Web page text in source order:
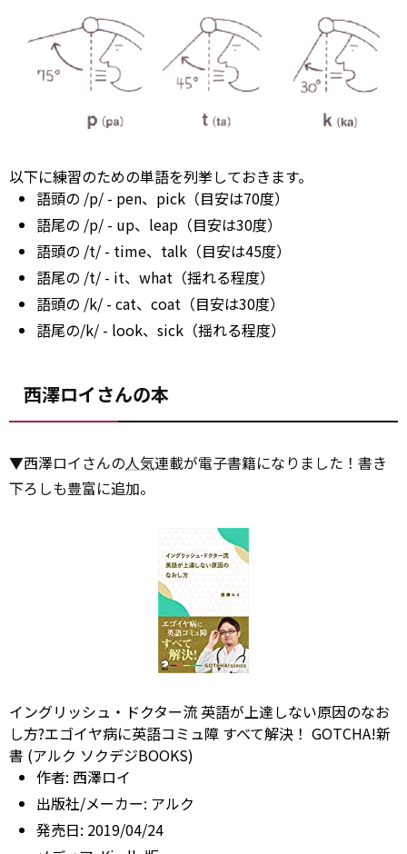
以下に練習のための単語を列挙しておきます。
語頭の /p/ - pen、pick（目安は70度）
語尾の /p/ - up、leap（目安は30度）
語頭の /t/ - time、talk（目安は45度）
語尾の /t/ - it、what（揺れる程度）
語頭の /k/ - cat、coat（目安は30度）
語尾の/k/ - look、sick（揺れる程度）
西澤ロイさんの本
▼西澤ロイさんの人気連載が電子書籍になりました！書き
下ろしも豊富に追加。
イングリッシュ・ドクター流 英語が上達しない原因のなお
し方?エゴイヤ病に英語コミュ障 すべて解決！ GOTCHA!新
書 (アルク ソクデジBOOKS)
作者: 西澤ロイ
出版社/メーカー: アルク
発売日: 2019/04/24